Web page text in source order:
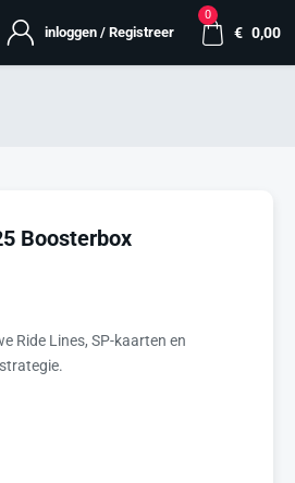
0
€ 0,00
inloggen / Registreer
Boosterbox
Ride Lines, SP-kaarten en